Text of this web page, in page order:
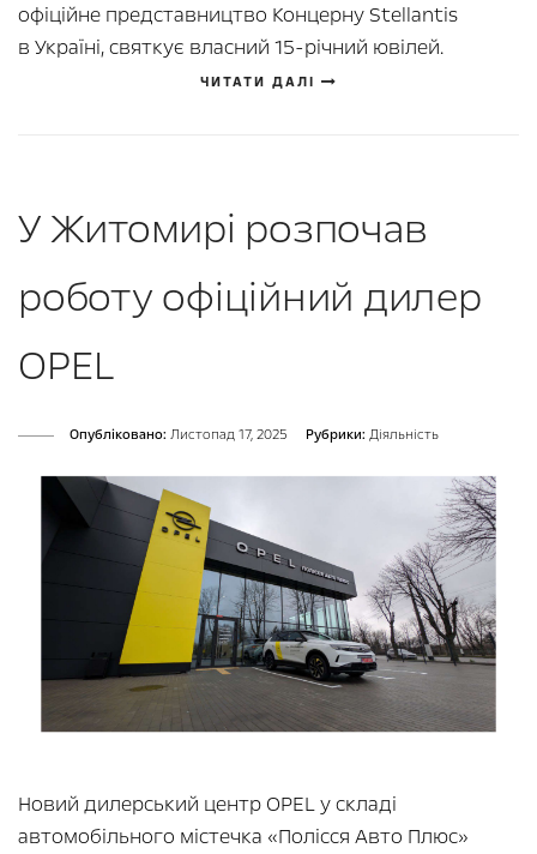
офіційне представництво Концерну Stellantis
в Україні, святкує власний 15-річний ювілей.
ЧИТАТИ ДАЛІ
У Житомирі розпочав
роботу офіційний дилер
OPEL
Опубліковано: Листопад 17, 2025 Рубрики: Діяльність
Новий дилерський центр OPEL у складі
автомобільного містечка «Полісся Авто Плюс»